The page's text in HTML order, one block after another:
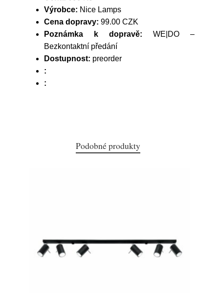
Výrobce: Nice Lamps
Cena dopravy: 99.00 CZK
Poznámka k dopravě: WE|DO –
Bezkontaktní předání
Dostupnost: preorder
:
:
Podobné produkty